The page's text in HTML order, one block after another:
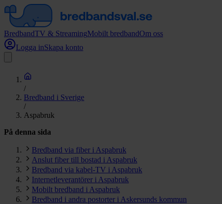
BredbandTV & StreamingMobilt bredbandOm oss
Logga inSkapa konto
/
Bredband i Sverige
/
Aspabruk
På denna sida
Bredband via fiber i Aspabruk
Anslut fiber till bostad i Aspabruk
Bredband via kabel-TV i Aspabruk
Internetleverantörer i Aspabruk
Mobilt bredband i Aspabruk
Bredband i andra postorter i Askersunds kommun